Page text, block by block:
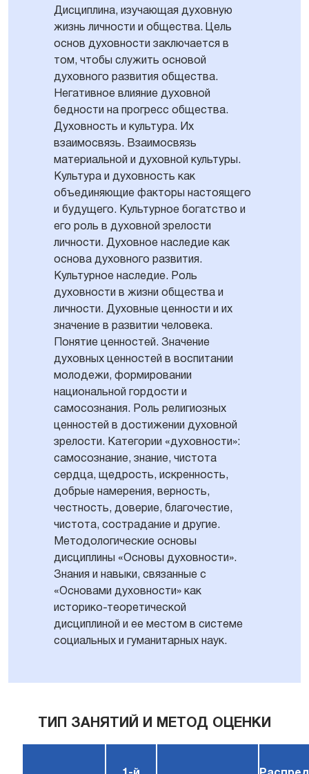
Дисциплина, изучающая духовную
жизнь личности и общества. Цель
основ духовности заключается в
том, чтобы служить основой
духовного развития общества.
Негативное влияние духовной
бедности на прогресс общества.
Духовность и культура. Их
взаимосвязь. Взаимосвязь
материальной и духовной культуры.
Культура и духовность как
объединяющие факторы настоящего
и будущего. Культурное богатство и
его роль в духовной зрелости
личности. Духовное наследие как
основа духовного развития.
Культурное наследие. Роль
духовности в жизни общества и
личности. Духовные ценности и их
значение в развитии человека.
Понятие ценностей. Значение
духовных ценностей в воспитании
молодежи, формировании
национальной гордости и
самосознания. Роль религиозных
ценностей в достижении духовной
зрелости. Категории «духовности»:
самосознание, знание, чистота
сердца, щедрость, искренность,
добрые намерения, верность,
честность, доверие, благочестие,
чистота, сострадание и другие.
Методологические основы
дисциплины «Основы духовности».
Знания и навыки, связанные с
«Основами духовности» как
историко-теоретической
дисциплиной и ее местом в системе
социальных и гуманитарных наук.
ТИП ЗАНЯТИЙ И МЕТОД ОЦЕНКИ